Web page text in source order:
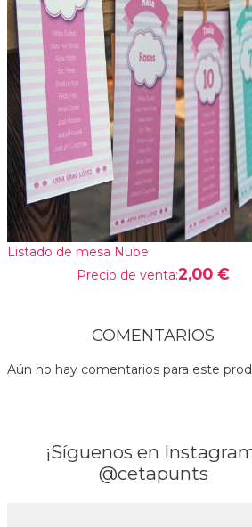
Listado de mesa Nube
Precio de venta:2,00 €
COMENTARIOS
Aún no hay comentarios para este
¡Síguenos en
@cetapunts